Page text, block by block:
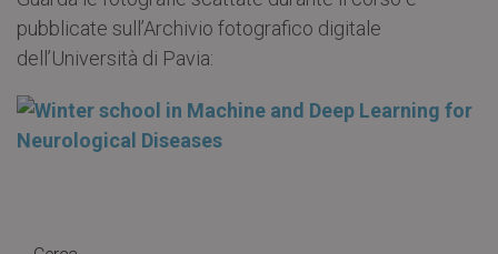
pubblicate sull’Archivio fotografico digitale
dell’Università di Pavia: